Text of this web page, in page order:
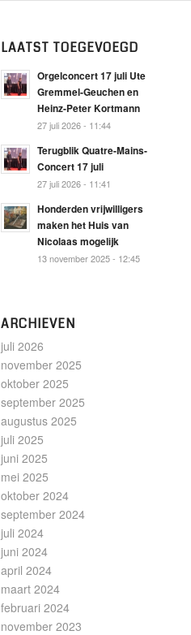
LAATST TOEGEVOEGD
Orgelconcert 17 juli Ute
Gremmel-Geuchen en
Heinz-Peter Kortmann
27 juli 2026 - 11:44
Terugblik Quatre-Mains-
Concert 17 juli
27 juli 2026 - 11:41
Honderden vrijwilligers
maken het Huis van
Nicolaas mogelijk
13 november 2025 - 12:45
ARCHIEVEN
juli 2026
november 2025
oktober 2025
september 2025
augustus 2025
juli 2025
juni 2025
mei 2025
oktober 2024
september 2024
juli 2024
juni 2024
april 2024
maart 2024
februari 2024
november 2023